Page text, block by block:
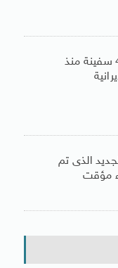
(سنتكوم): تحويل مسار 48 سفينة منذ
الذى تم
مؤقت